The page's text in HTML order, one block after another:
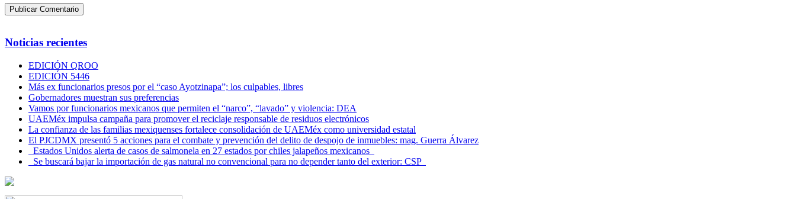
Noticias recientes
EDICIÓN QROO
EDICIÓN 5446
Más ex funcionarios presos por el “caso Ayotzinapa”; los culpables, libres
Gobernadores muestran sus preferencias
Vamos por funcionarios mexicanos que permiten el “narco”, “lavado” y violencia: DEA
UAEMéx impulsa campaña para promover el reciclaje responsable de residuos electrónicos
La confianza de las familias mexiquenses fortalece consolidación de UAEMéx como universidad estatal
El PJCDMX presentó 5 acciones para el combate y prevención del delito de despojo de inmuebles: mag. Guerra Álvarez
Estados Unidos alerta de casos de salmonela en 27 estados por chiles jalapeños mexicanos
Se buscará bajar la importación de gas natural no convencional para no depender tanto del exterior: CSP